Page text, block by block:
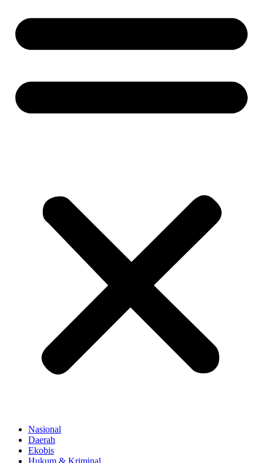
Nasional
Daerah
Ekobis
Hukum & Kriminal